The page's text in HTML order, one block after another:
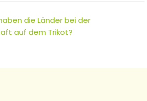
die Länder bei der
auf dem Trikot?